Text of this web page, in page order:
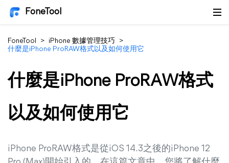
FoneTool
FoneTool > iPhone 數據管理技巧
>
什麼是iPhone ProRAW格式以及如何使用它
什麼是iPhone ProRAW格式
以及如何使用它
iPhone ProRAW格式是從iOS 14.3之後的iPhone 12